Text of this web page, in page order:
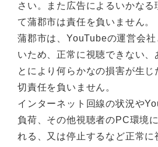
さい。また広告によるいかな
て蒲郡市は責任を負いません。
蒲郡市は、YouTubeの運営会
いため、正常に視聴できない、
とにより何らかなの損害が生
切責任を負いません。
インターネット回線の状況や
負荷、その他視聴者のPC環境
れる、又は停止するなど正常に